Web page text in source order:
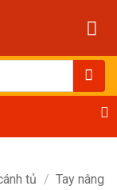
tủ / Tay nâng